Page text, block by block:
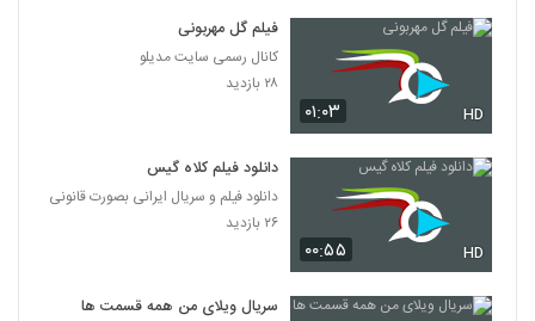
۰۱:۰۳ HD
فیلم گل مهربونی
کانال رسمی سایت مدیلو
۲۸ بازدید
۰۰:۵۵ HD
دانلود فیلم کلاه گیس
دانلود فیلم و سریال ایرانی بصورت قانونی
۲۶ بازدید
سریال ویلای من همه قسمت ها